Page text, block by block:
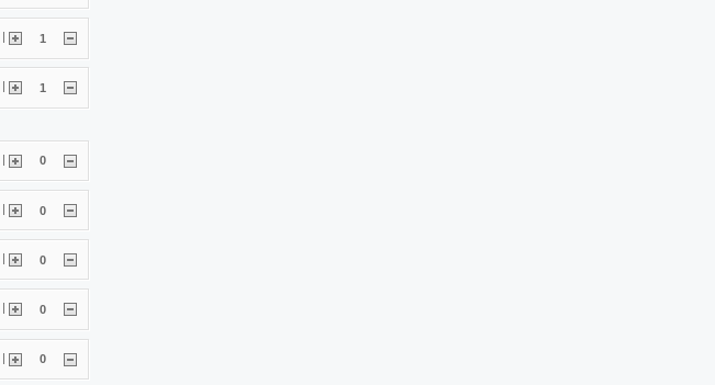
| 1
1
| 0
| 0
| 0
0
| 0